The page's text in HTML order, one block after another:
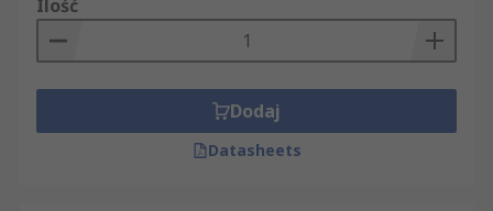
Ilość
Dodaj
Datasheets